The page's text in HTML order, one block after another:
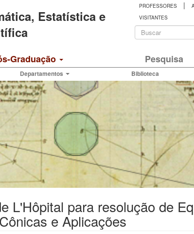
Estatística e
PROFESSORES |
VISITANTES
busca
Graduação Pesquisa
Departamentos Biblioteca
L'Hôpital para resolução de
e Aplicações